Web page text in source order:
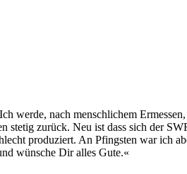
werde, nach menschlichem
stetig zurück. Neu ist dass sich der
produziert. An Pfingsten war ich
wünsche Dir alles Gute.«